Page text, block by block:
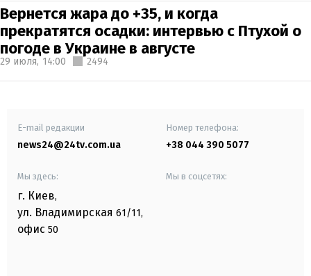
Вернется жара до +35, и когда
прекратятся осадки: интервью с Птухой о
погоде в Украине в августе
29 июля, 14:00 2494
E-mail редакции
news24@24tv.com.ua
Номер телефона:
+38 044 390 5077
Мы здесь:
г. Киев,
ул. Владимирская 61/11,
офис 50
Мы в соцсетях: